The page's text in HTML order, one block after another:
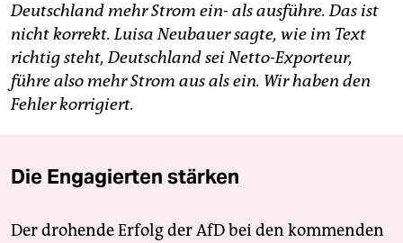
Deutschland mehr Strom ein- als ausführe. Das ist
nicht korrekt. Luisa Neubauer sagte, wie im Text
richtig steht, Deutschland sei Netto-Exporteur,
führe also mehr Strom aus als ein. Wir haben den
Fehler korrigiert.
Die Engagierten stärken
Der drohende Erfolg der AfD bei den kommenden